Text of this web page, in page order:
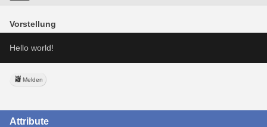
Vorstellung
Hello world!
Melden
Attribute